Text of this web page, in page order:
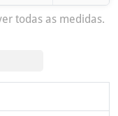
todas as medidas.